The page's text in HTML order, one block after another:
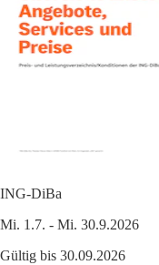
ING-DiBa
Mi. 1.7. - Mi. 30.9.2026
Gültig bis 30.09.2026